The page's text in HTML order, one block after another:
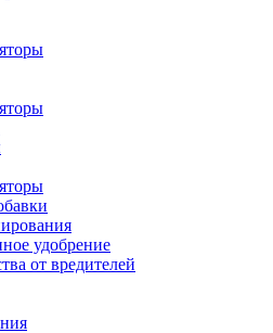
удобрение
от вредителей